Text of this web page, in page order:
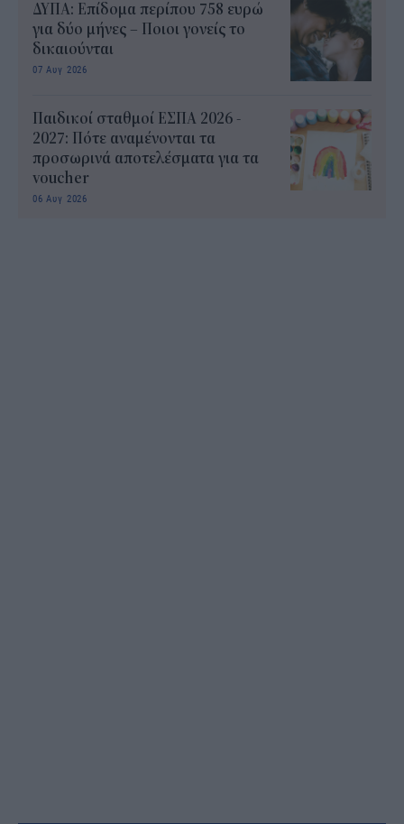
ΔΥΠΑ: Επίδομα περίπου 758 ευρώ
για δύο μήνες – Ποιοι γονείς το
δικαιούνται
07 Αυγ 2026
Παιδικοί σταθμοί ΕΣΠΑ 2026 -
2027: Πότε αναμένονται τα
προσωρινά αποτελέσματα για τα
voucher
06 Αυγ 2026